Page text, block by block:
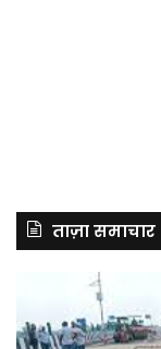
ताज़ा समाचार